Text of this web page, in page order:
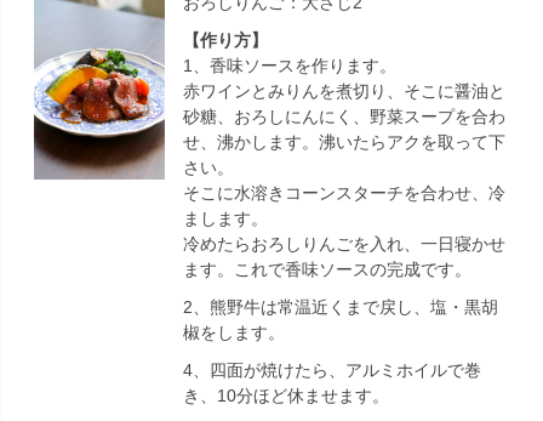
【作り方】
1、香味ソースを作ります。
赤ワインとみりんを煮切り、そこに醤油と
砂糖、おろしにんにく、野菜スープを合わ
せ、沸かします。沸いたらアクを取って下
さい。
そこに水溶きコーンスターチを合わせ、冷
まします。
冷めたらおろしりんごを入れ、一日寝かせ
ます。これで香味ソースの完成です。
2、熊野牛は常温近くまで戻し、塩・黒胡
椒をします。
4、四面が焼けたら、アルミホイルで巻
き、10分ほど休ませます。